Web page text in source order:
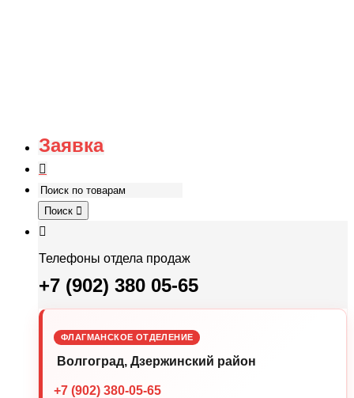
Заявка
Поиск
Телефоны отдела продаж
+7 (902) 380 05-65
ФЛАГМАНСКОЕ ОТДЕЛЕНИЕ
Волгоград, Дзержинский район
+7 (902) 380-05-65